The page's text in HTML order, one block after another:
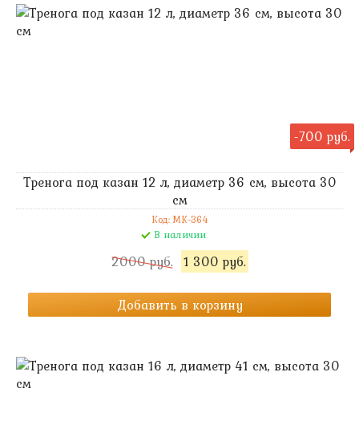
-700 руб.
Тренога под казан 12 л, диаметр 36 см, высота 30
см
Код: MK-364
В наличии
2000 руб. 1 300 руб.
Добавить в корзину